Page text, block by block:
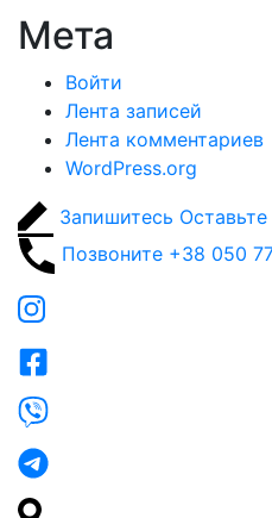
Мета
Войти
Лента записей
Лента комментариев
WordPress.org
Запишитесь
Позвоните +38 050